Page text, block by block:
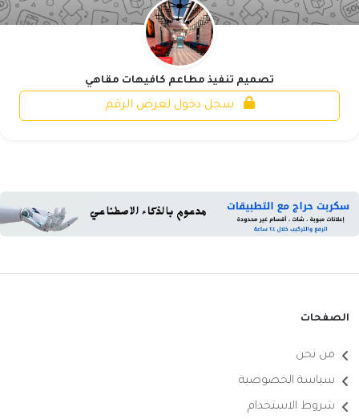
تصميم تنفيذ مطاعم كافيهات مقاهي
سجل دخول لعرض الرقم
الصفحات
من نحن
سياسة الخصوصية
شروط الاستخدام